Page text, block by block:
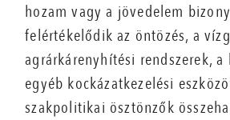
hozam vagy a jövedelem
felértékelődik az öntözés, a
agrárkárenyhítési rendszerek,
egyéb kockázatkezelési
szakpolitikai ösztönzők